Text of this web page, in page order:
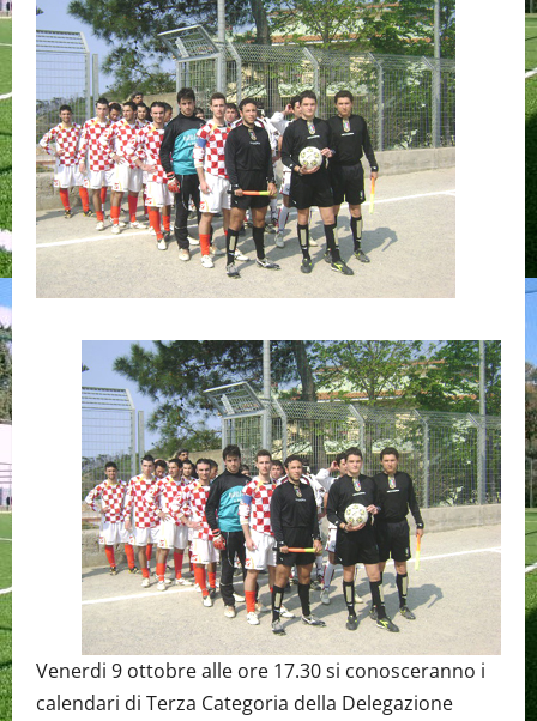
Venerdi 9 ottobre alle ore 17.30 si conosceranno i
calendari di Terza Categoria della Delegazione